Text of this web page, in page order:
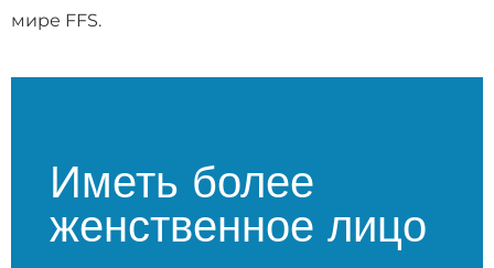
мире FFS.
Иметь более
женственное лицо